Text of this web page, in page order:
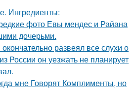
Ингредиенты:
фото Евы мендес и Райана
дочерьми.
развеял все слухи о
России он уезжать не планирует
мне Говорят Комплименты, но